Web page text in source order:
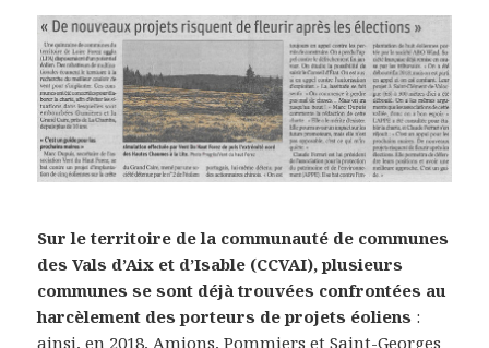
Sur le territoire de la communauté de communes
des Vals d’Aix et d’Isable (CCVAI), plusieurs
communes se sont déjà trouvées confrontées au
harcèlement des porteurs de projets éoliens :
ainsi, en 2018, Amions, Pommiers et Saint-Georges